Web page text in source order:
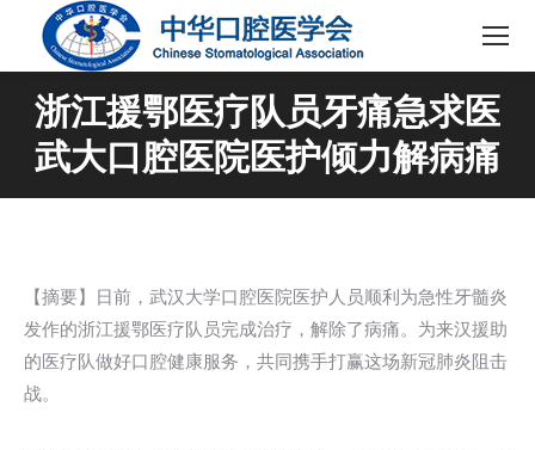
浙江援鄂医疗队员牙痛急求医
武大口腔医院医护倾力解病痛
【摘要】日前，武汉大学口腔医院医护人员顺利为急性牙髓炎
发作的浙江援鄂医疗队员完成治疗，解除了病痛。为来汉援助
的医疗队做好口腔健康服务，共同携手打赢这场新冠肺炎阻击
战。